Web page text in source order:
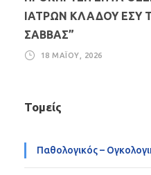
ΙΑΤΡΩΝ ΚΛΑΔΟΥ ΕΣΥ
ΣΑΒΒΑΣ”
18 ΜΑΪ́ΟΥ, 2026
Τομείς
Παθολογικός –